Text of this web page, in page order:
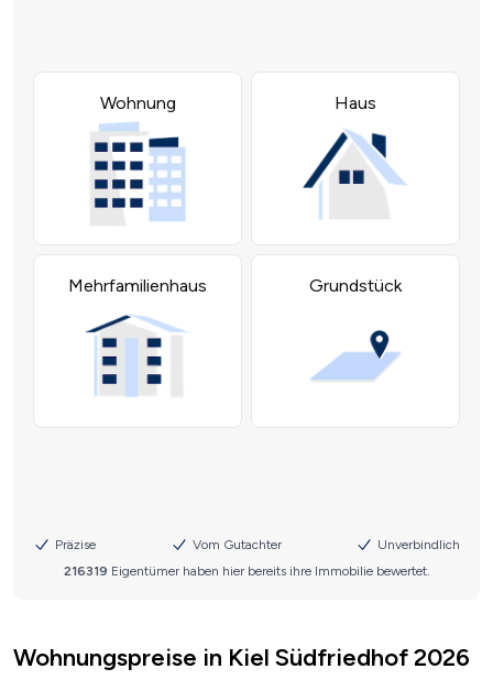
Wohnungspreise in Kiel Südfriedhof 2026